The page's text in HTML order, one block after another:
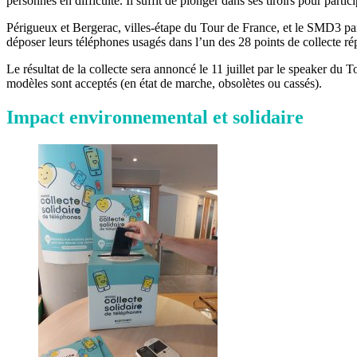
Périgueux et Bergerac, villes-étape du Tour de France, et le SMD3
déposer leurs téléphones usagés dans l’un des 28 points de collecte
Le résultat de la collecte sera annoncé le 11 juillet par le speaker du
modèles sont acceptés (en état de marche, obsolètes ou cassés).
Impact environnemental et solidaire